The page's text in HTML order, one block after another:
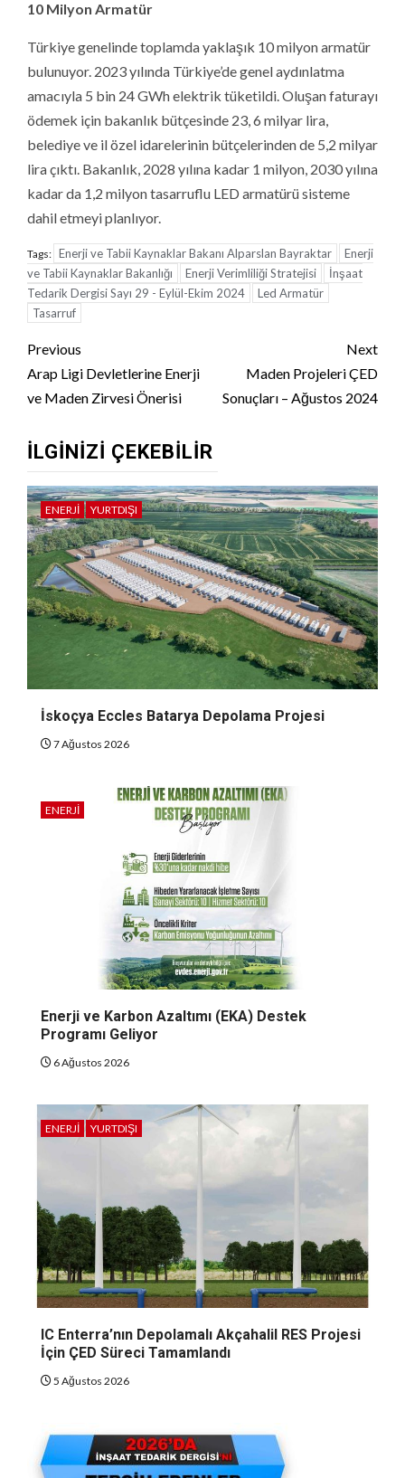
10 Milyon Armatür
Türkiye genelinde toplamda yaklaşık 10 milyon armatür
bulunuyor. 2023 yılında Türkiye’de genel aydınlatma
amacıyla 5 bin 24 GWh elektrik tüketildi. Oluşan faturayı
ödemek için bakanlık bütçesinde 23, 6 milyar lira,
belediye ve il özel idarelerinin bütçelerinden de 5,2 milyar
lira çıktı. Bakanlık, 2028 yılına kadar 1 milyon, 2030 yılına
kadar da 1,2 milyon tasarruflu LED armatürü sisteme
dahil etmeyi planlıyor.
Tags: Enerji ve Tabii Kaynaklar Bakanı Alparslan Bayraktar
Enerji
ve Tabii Kaynaklar Bakanlığı
Enerji Verimliliği Stratejisi
İnşaat
Tedarik Dergisi Sayı 29 - Eylül-Ekim 2024
Led Armatür
Tasarruf
Continue
Reading
Previous
Arap Ligi Devletlerine Enerji
ve Maden Zirvesi Önerisi
Next
Maden Projeleri ÇED
Sonuçları – Ağustos 2024
İLGINIZI ÇEKEBILIR
ENERJI YURTDIŞI
İskoçya Eccles Batarya Depolama Projesi
7 Ağustos 2026
ENERJI
Enerji ve Karbon Azaltımı (EKA) Destek
Programı Geliyor
6 Ağustos 2026
ENERJI YURTDIŞI
IC Enterra’nın Depolamalı Akçahalil RES Projesi
İçin ÇED Süreci Tamamlandı
5 Ağustos 2026